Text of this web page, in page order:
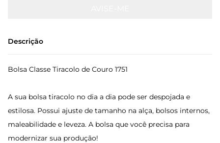
Descrição
Bolsa Classe Tiracolo de Couro 1751
A sua bolsa tiracolo no dia a dia pode ser despojada e
estilosa. Possui ajuste de tamanho na alça, bolsos internos,
maleabilidade e leveza. A bolsa que você precisa para
modernizar sua produção!